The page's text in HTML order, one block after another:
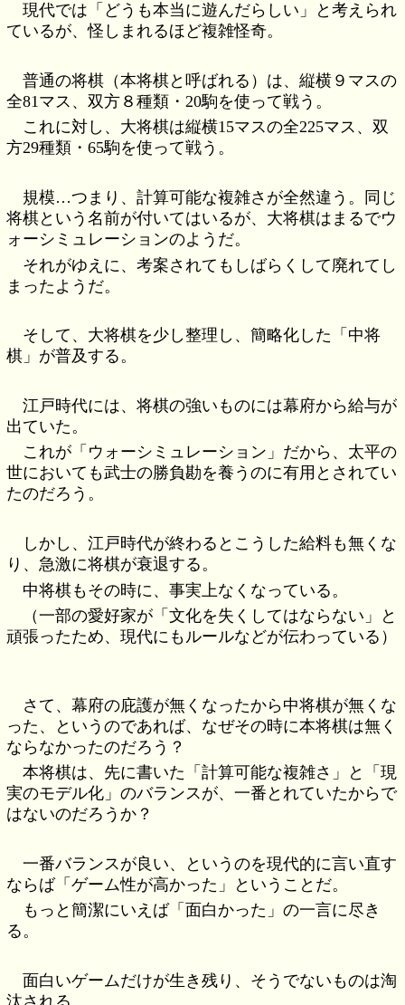
現代では「どうも本当に遊んだらしい」と考えられ
ているが、怪しまれるほど複雑怪奇。
普通の将棋（本将棋と呼ばれる）は、縦横９マスの
全81マス、双方８種類・20駒を使って戦う。
これに対し、大将棋は縦横15マスの全225マス、双
方29種類・65駒を使って戦う。
規模…つまり、計算可能な複雑さが全然違う。同じ
将棋という名前が付いてはいるが、大将棋はまるでウ
ォーシミュレーションのようだ。
それがゆえに、考案されてもしばらくして廃れてし
まったようだ。
そして、大将棋を少し整理し、簡略化した「中将
棋」が普及する。
江戸時代には、将棋の強いものには幕府から給与が
出ていた。
これが「ウォーシミュレーション」だから、太平の
世においても武士の勝負勘を養うのに有用とされてい
たのだろう。
しかし、江戸時代が終わるとこうした給料も無くな
り、急激に将棋が衰退する。
中将棋もその時に、事実上なくなっている。
（一部の愛好家が「文化を失くしてはならない」と
頑張ったため、現代にもルールなどが伝わっている）
さて、幕府の庇護が無くなったから中将棋が無くな
った、というのであれば、なぜその時に本将棋は無く
ならなかったのだろう？
本将棋は、先に書いた「計算可能な複雑さ」と「現
実のモデル化」のバランスが、一番とれていたからで
はないのだろうか？
一番バランスが良い、というのを現代的に言い直す
ならば「ゲーム性が高かった」ということだ。
もっと簡潔にいえば「面白かった」の一言に尽き
る。
面白いゲームだけが生き残り、そうでないものは淘